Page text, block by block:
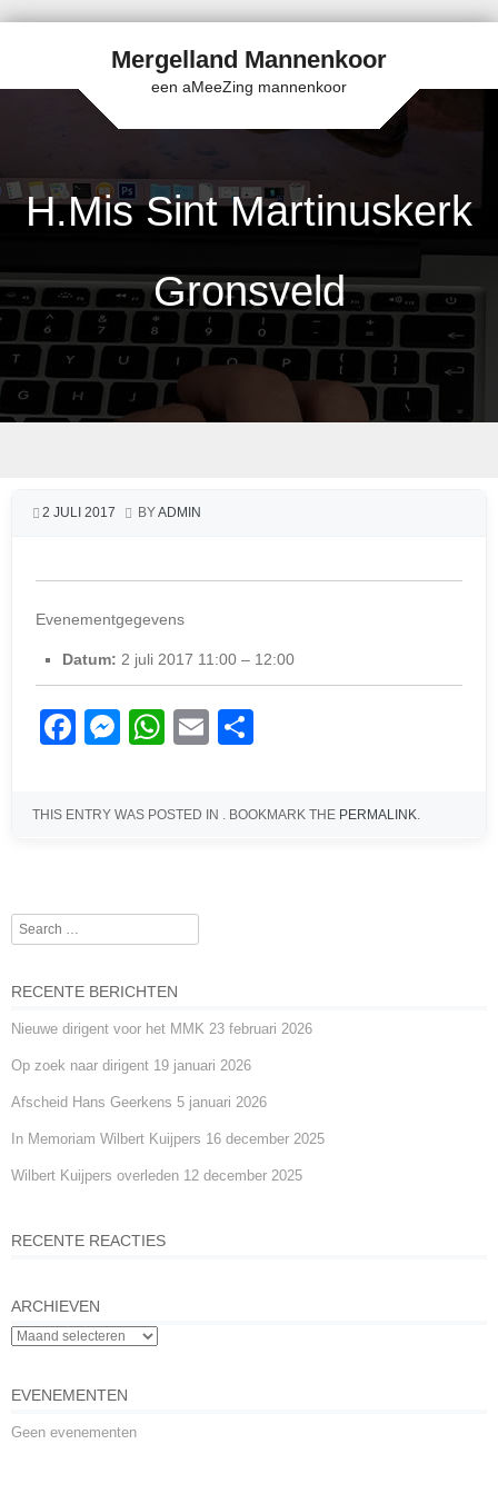
Mergelland Mannenkoor
een aMeeZing mannenkoor
H.Mis Sint Martinuskerk
Gronsveld
2 JULI 2017 BYADMIN
Evenementgegevens
Datum: 2 juli 2017 11:00 – 12:00
F
c
o
o
k
M
ss
g
er
W
at
p
p
E
ail e
THIS ENTRY WAS POSTED IN . BOOKMARK THE PERMALINK.
Post navigation
Search
RECENTE BERICHTEN
Nieuwe dirigent voor het MMK 23 februari 2026
Op zoek naar dirigent 19 januari 2026
Afscheid Hans Geerkens 5 januari 2026
In Memoriam Wilbert Kuijpers 16 december 2025
Wilbert Kuijpers overleden 12 december 2025
RECENTE REACTIES
ARCHIEVEN
EVENEMENTEN
Geen evenementen